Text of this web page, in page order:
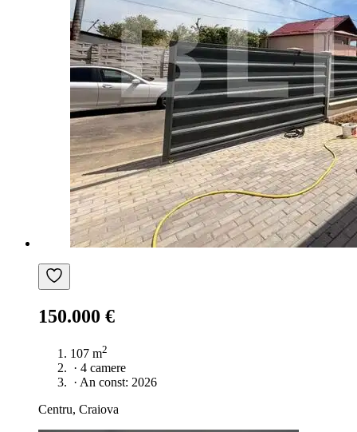
150.000 €
107 m2
· 4 camere
· An const: 2026
Centru, Craiova